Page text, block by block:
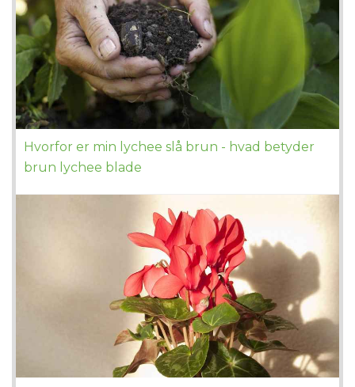
Hvorfor er min lychee slå brun - hvad betyder
brun lychee blade